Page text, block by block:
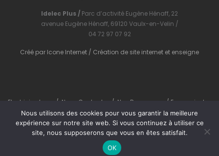
Idelec Plus / Parc d’activité Eugène Hénaff, 22
avenue Eugène Hénaff, 69120 Vaulx-en-Velin /
04 72 97 07 92
Créé par Icone Internet / Création de site internet et enseigne
Electricien Lyon / Nous Contacter / Nos Ressources / En savoir plus
Nous utilisons des cookies pour vous garantir la meilleure
expérience sur notre site web. Si vous continuez à utiliser ce
site, nous supposerons que vous en êtes satisfait.
OK